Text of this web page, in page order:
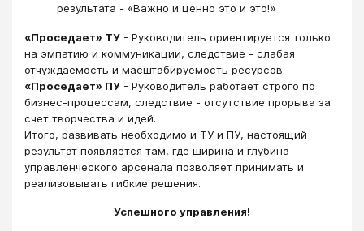
результата - «Важно и ценно это и это!»
«Проседает» ТУ - Руководитель ориентируется только
на эмпатию и коммуникации, следствие - слабая
отчуждаемость и масштабируемость ресурсов.
«Проседает» ПУ - Руководитель работает строго по
бизнес-процессам, следствие - отсутствие прорыва за
счет творчества и идей.
Итого, развивать необходимо и ТУ и ПУ, настоящий
результат появляется там, где ширина и глубина
управленческого арсенала позволяет принимать и
реализовывать гибкие решения.
Успешного управления!